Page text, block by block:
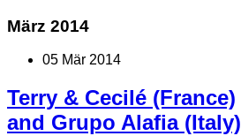
März 2014
05 Mär 2014
Terry & Cecilé (France)
and Grupo Alafia (Italy)